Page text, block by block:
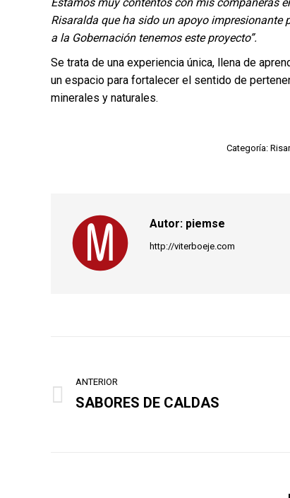
Risaralda que ha sido un apoyo
a la Gobernación tenemos este proyecto”.
Se trata de una experiencia única, llena de
un espacio para fortalecer el sentido de
minerales y naturales.
Categoría:
Autor: piemse
http://viterboeje.com
entre
publicaciones
ANTERIOR
Publicación
SABORES DE CALDAS